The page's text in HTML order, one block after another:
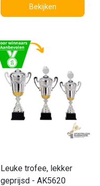
Bekijken
Leuke trofee, lekker
geprijsd - AK5620